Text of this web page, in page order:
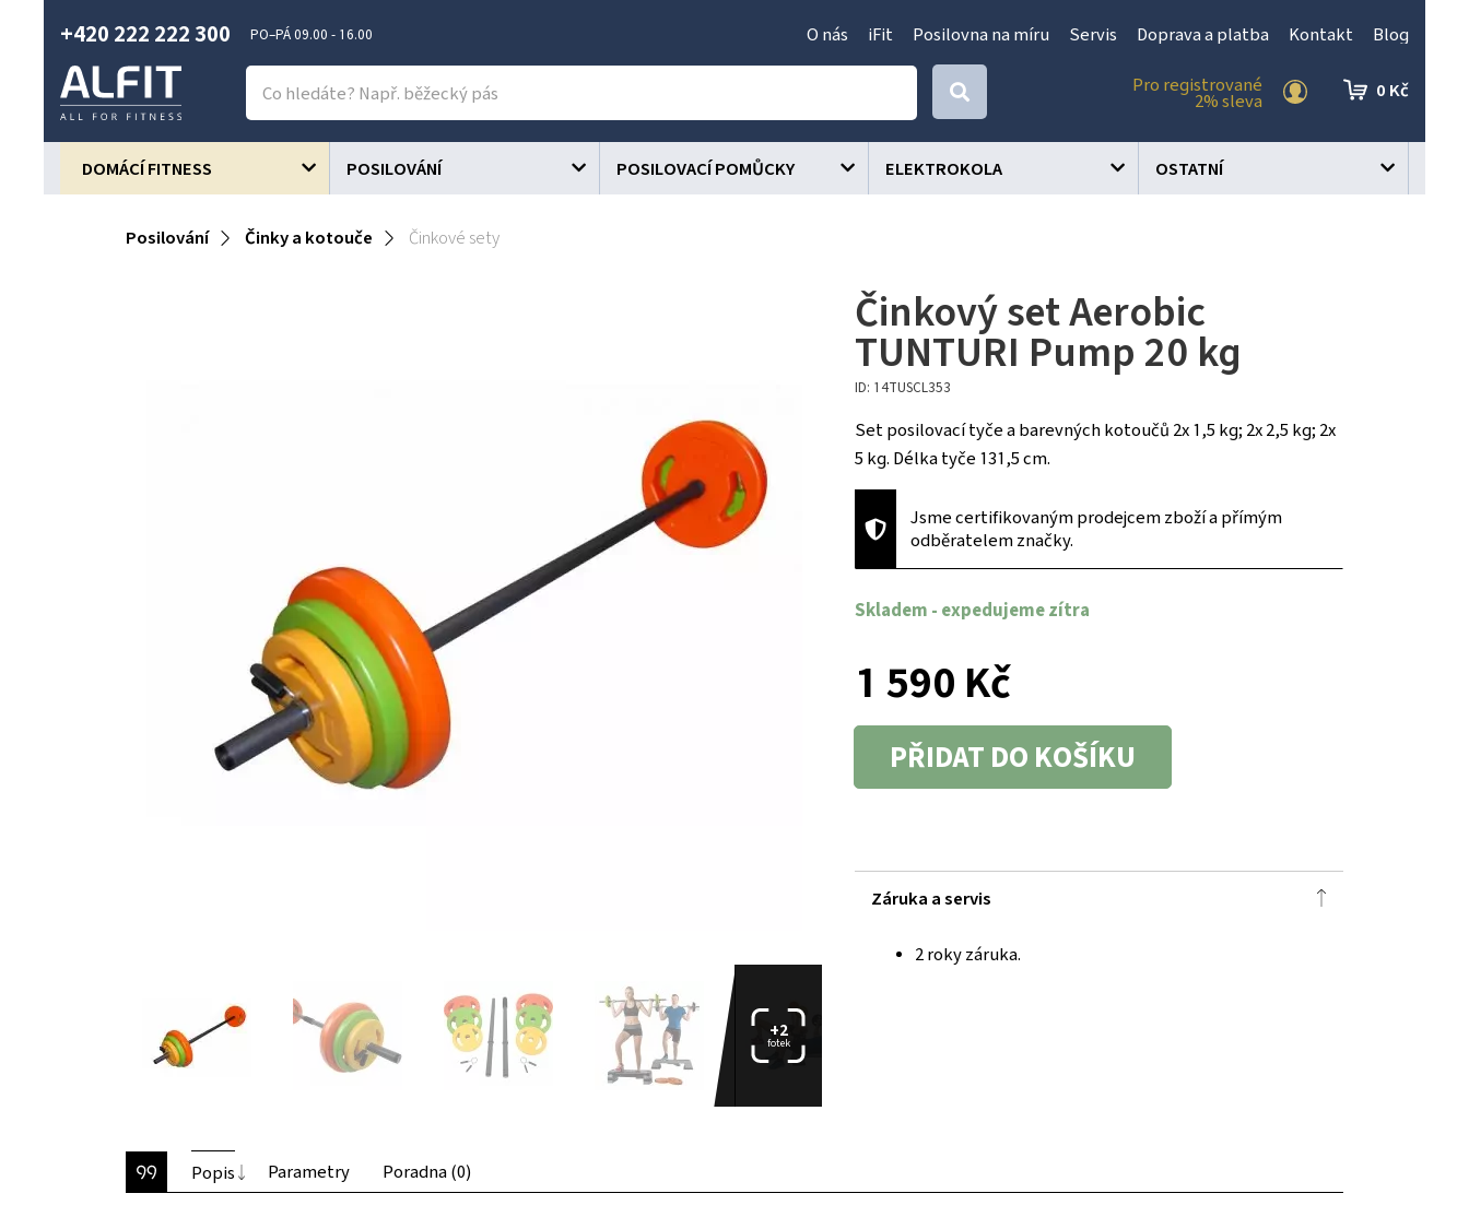
+420 222 222 300 PO–PÁ 09.00 - 16.00 O nás iFit Posilovna na míru Servis Doprava a platba Kontakt Blog
Pro registrované
2% sleva
0 Kč
DOMÁCÍ FITNESS POSILOVÁNÍ POSILOVACÍ POMŮCKY ELEKTROKOLA OSTATNÍ
Posilování Činky a kotouče Činkové sety
+2
fotek
Činkový set Aerobic
TUNTURI Pump 20 kg
ID: 14TUSCL353
Set posilovací tyče a barevných kotoučů 2x 1,5 kg; 2x 2,5 kg; 2x
5 kg. Délka tyče 131,5 cm.
Jsme certifikovaným prodejcem zboží a přímým
odběratelem značky.
Skladem - expedujeme zítra
1 590 Kč
PŘIDAT DO KOŠÍKU
Záruka a servis
2 roky záruka.
Popis Parametry Poradna (0)